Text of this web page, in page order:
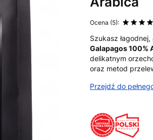
Ocena (5):
Szukasz
Galapagos 100%
delikatnym
oraz metod
Przejdź do